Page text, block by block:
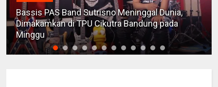
Bassis PAS Band Sutrisno Meninggal Dunia,
Dimakamkan di TPU Cikutra Bandung pada
Minggu